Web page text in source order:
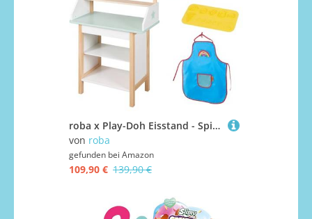
roba x Play-Doh Eisstand - Spielset aus FSC-zertifiziertem Holz mit 12 Knetdosen, Holzwerkzeug, Schürze & 3D-Matte - Kreativer Verkaufsstand ab 3 Jahren
von roba
gefunden bei Amazon
109,90 € 139,90 €